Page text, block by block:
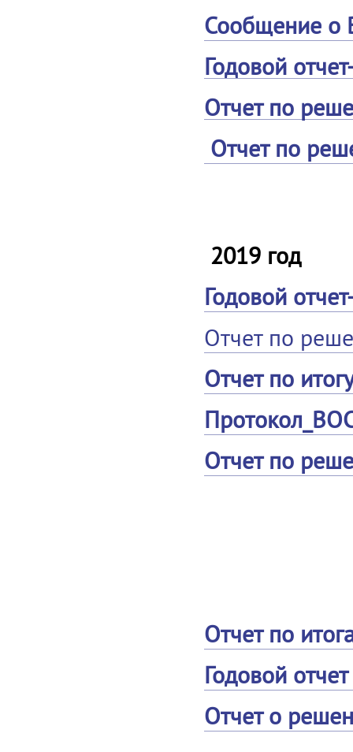
Сообщение о
Годовой
Отчет по
Отчет по
2019 год
Годовой
Отчет по
Отчет по
Отчет по
Отчет по
Годовой
Отчет о